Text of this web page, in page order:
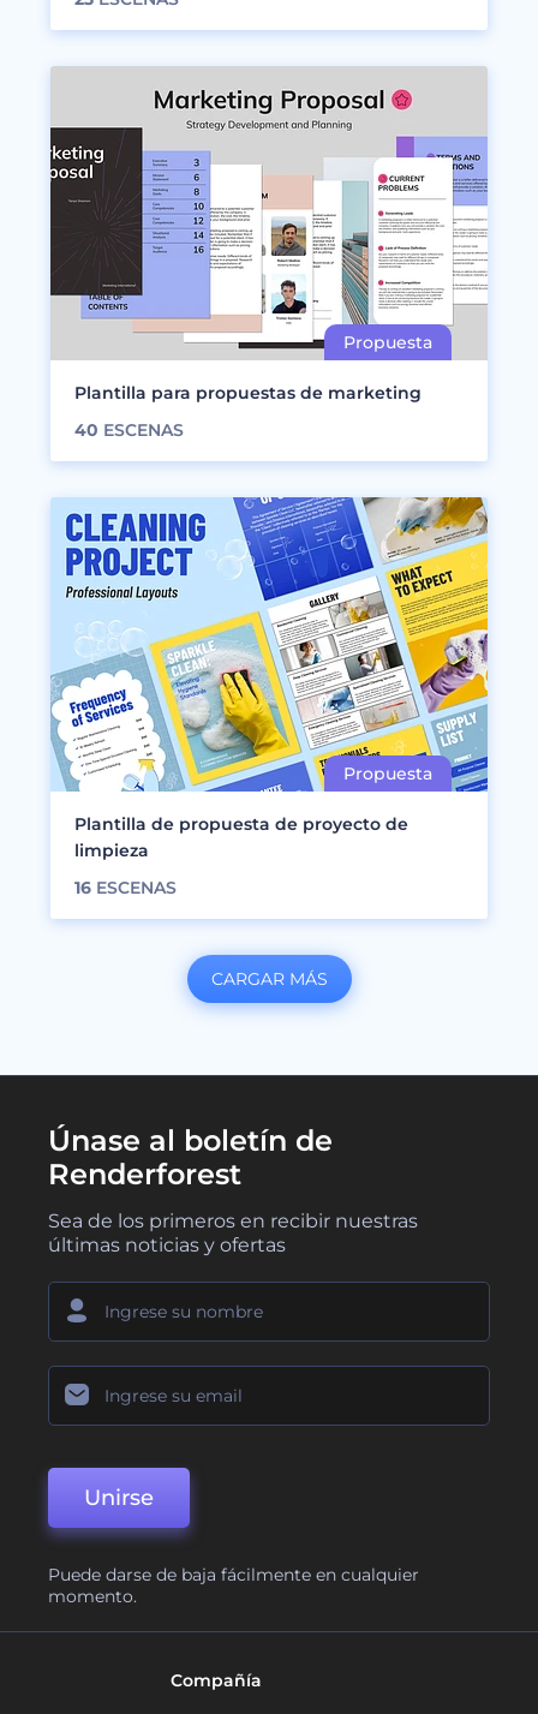
Plantilla para propuestas de marketing
40 ESCENAS
Plantilla de propuesta de proyecto de
limpieza
16 ESCENAS
CARGAR MÁS
Únase al boletín de
Renderforest
Sea de los primeros en recibir nuestras
últimas noticias y ofertas
Unirse
Puede darse de baja fácilmente en cualquier
momento.
Compañía